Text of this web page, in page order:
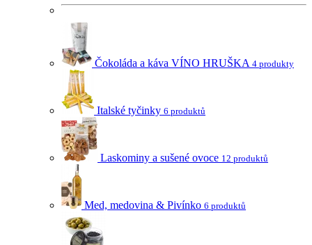
Čokoláda a káva VÍNO HRUŠKA 4 produkty
Italské tyčinky 6 produktů
Laskominy a sušené ovoce 12 produktů
Med, medovina & Pivínko 6 produktů